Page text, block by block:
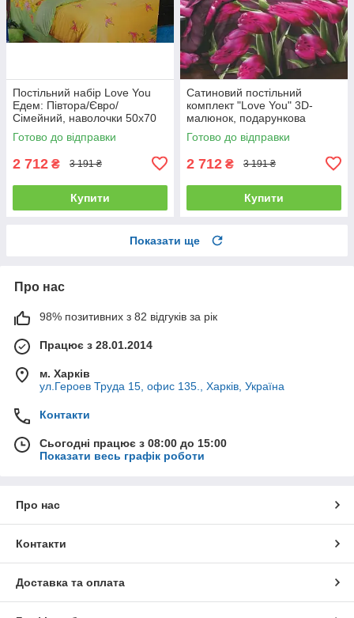
Постільний набір Love You
Едем: Півтора/Євро/
Сімейний, наволочки 50x70
полуторний
Готово до відправки
2 712 ₴ 3 191 ₴
Купити
Сатиновий постільний
комплект "Love You" 3D-
малюнок, подарункова
упаковка полуторний
Готово до відправки
2 712 ₴ 3 191 ₴
Купити
Показати ще
Про нас
98% позитивних з 82 відгуків за рік
Працює з 28.01.2014
м. Харків
ул.Героев Труда 15, офис 135., Харків, Україна
Контакти
Сьогодні працює з 08:00 до 15:00
Показати весь графік роботи
Про нас
Контакти
Доставка та оплата